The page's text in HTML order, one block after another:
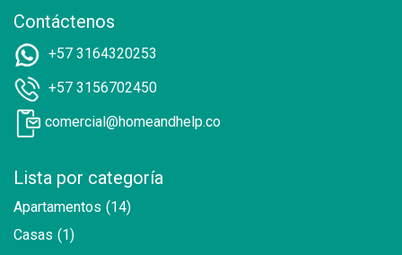
Contáctenos
+57 3164320253
+57 3156702450
comercial@homeandhelp.co
Lista por categoría
Apartamentos (14)
Casas (1)